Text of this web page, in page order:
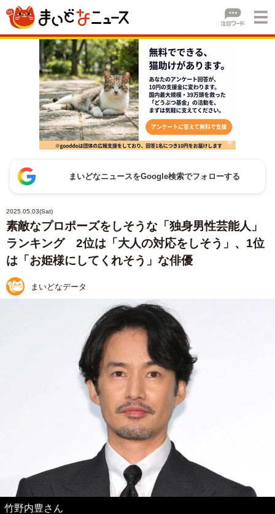
まいどなニュースをGoogle検索でフォローする
2025.05.03(Sat)
素敵なプロポーズをしそうな「独身男性芸能人」
ランキング 2位は「大人の対応をしそう」、1位
は「お姫様にしてくれそう」な俳優
まいどなデータ
竹野内豊さん